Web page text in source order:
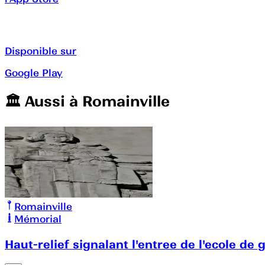
Disponible sur
Google Play
🏛️️ Aussi à Romainville
Romainville
Mémorial
Haut-relief signalant l'entree de l'ecole de